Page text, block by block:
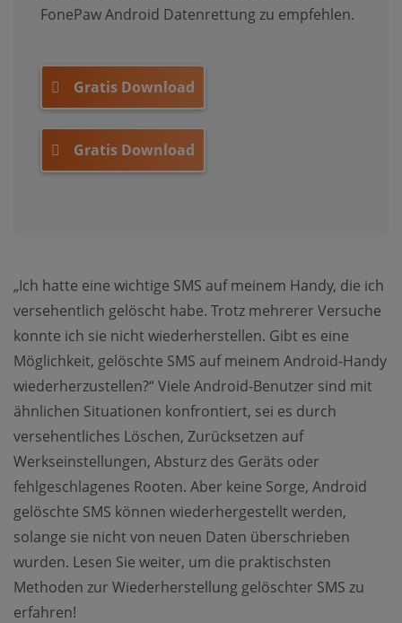
FonePaw Android Datenrettung zu empfehlen.
Gratis Download
Gratis Download
„Ich hatte eine wichtige SMS auf meinem Handy, die ich
versehentlich gelöscht habe. Trotz mehrerer Versuche
konnte ich sie nicht wiederherstellen. Gibt es eine
Möglichkeit, gelöschte SMS auf meinem Android-Handy
wiederherzustellen?“ Viele Android-Benutzer sind mit
ähnlichen Situationen konfrontiert, sei es durch
versehentliches Löschen, Zurücksetzen auf
Werkseinstellungen, Absturz des Geräts oder
fehlgeschlagenes Rooten. Aber keine Sorge, Android
gelöschte SMS können wiederhergestellt werden,
solange sie nicht von neuen Daten überschrieben
wurden. Lesen Sie weiter, um die praktischsten
Methoden zur Wiederherstellung gelöschter SMS zu
erfahren!